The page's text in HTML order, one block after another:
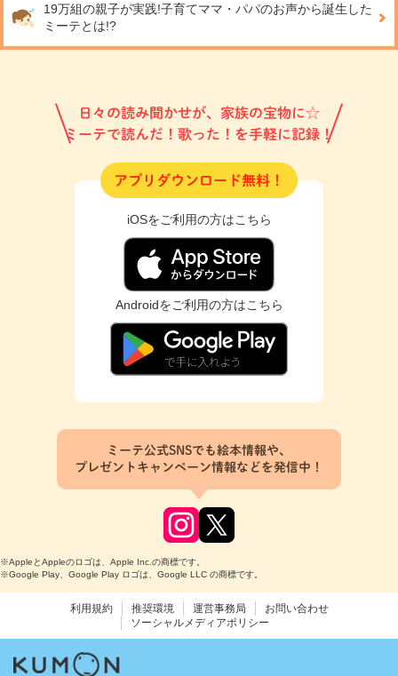
19万組の親子が実践!子育てママ・パパのお声から誕生した
ミーテとは!?
日々の読み聞かせが、家族の宝物に☆
ミーテで読んだ！歌った！を手軽に記録！
アプリダウンロード無料！
iOSをご利用の方はこちら
Androidをご利用の方はこちら
ミーテ公式SNSでも絵本情報や、
プレゼントキャンペーン情報などを発信中！
※AppleとAppleのロゴは、Apple Inc.の商標です。
※Google Play、Google Play ロゴは、Google LLC の商標です。
利用規約 推奨環境 運営事務局
お問い合わせ
ソーシャルメディアポリシー